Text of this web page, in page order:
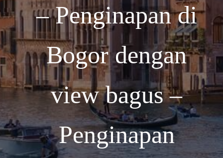
– Penginapan di
Bogor dengan
view bagus –
Penginapan